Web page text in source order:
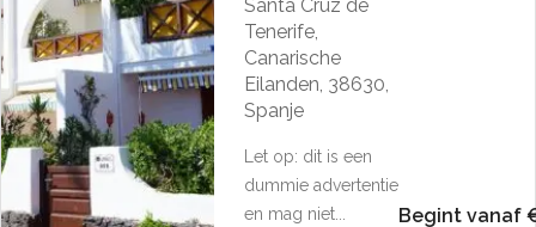
Santa Cruz de
Tenerife,
Canarische
Eilanden, 38630,
Spanje
Let op: dit is een
dummie advertentie
en mag niet...
Begint vanaf